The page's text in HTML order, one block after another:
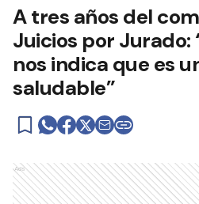
A tres años del
Juicios por Jurado:
nos indica que es
saludable”
Ads